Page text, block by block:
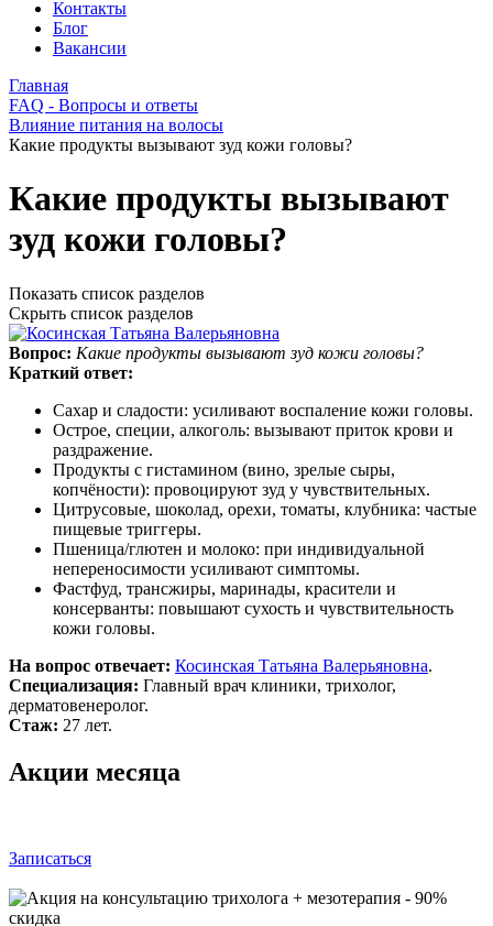
Контакты
Блог
Вакансии
Главная
FAQ - Вопросы и ответы
Влияние питания на волосы
Какие продукты вызывают зуд кожи головы?
Какие продукты вызывают
зуд кожи головы?
Показать список разделов
Скрыть список разделов
Вопрос: Какие продукты вызывают зуд кожи головы?
Краткий ответ:
Сахар и сладости: усиливают воспаление кожи головы.
Острое, специи, алкоголь: вызывают приток крови и
раздражение.
Продукты с гистамином (вино, зрелые сыры,
копчёности): провоцируют зуд у чувствительных.
Цитрусовые, шоколад, орехи, томаты, клубника: частые
пищевые триггеры.
Пшеница/глютен и молоко: при индивидуальной
непереносимости усиливают симптомы.
Фастфуд, трансжиры, маринады, красители и
консерванты: повышают сухость и чувствительность
кожи головы.
На вопрос отвечает: Косинская Татьяна Валерьяновна.
Специализация: Главный врач клиники, трихолог,
дерматовенеролог.
Стаж: 27 лет.
Акции месяца
Записаться